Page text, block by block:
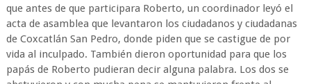
que antes de que participara Roberto, un coordinador leyó el
acta de asamblea que levantaron los ciudadanos y ciudadanas
de Coxcatlán San Pedro, donde piden que se castigue de por
vida al inculpado. También dieron oportunidad para que los
papás de Roberto pudieran decir alguna palabra. Los dos se